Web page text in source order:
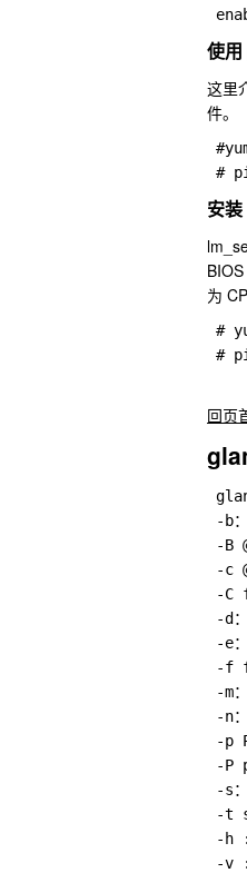
使
这里
件。
#
安
为
#
#
回页
-b
-B
-c
-C
-d
-e
-f
-m
-n
-p
-P
-s
-t
-h :
-v :